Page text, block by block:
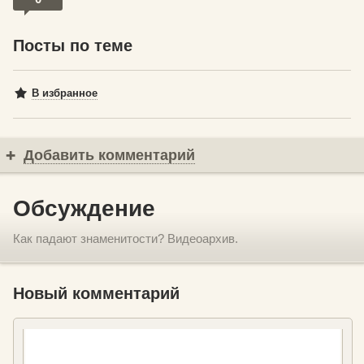
Посты по теме
В избранное
Добавить комментарий
Обсуждение
Как падают знаменитости? Видеоархив.
Новый комментарий